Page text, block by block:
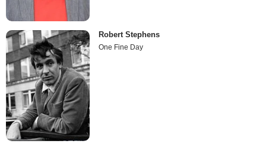
Robert Stephens
One Fine Day